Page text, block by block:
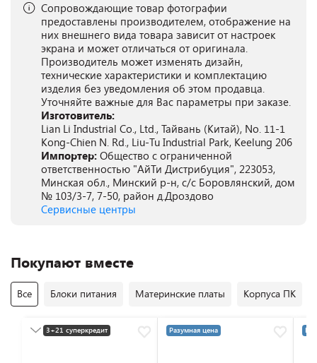
Сопровождающие товар фотографии
предоставлены производителем, отображение на
них внешнего вида товара зависит от настроек
экрана и может отличаться от оригинала.
Производитель может изменять дизайн,
технические характеристики и комплектацию
изделия без уведомления об этом продавца.
Уточняйте важные для Вас параметры при заказе.
Изготовитель:
Lian Li Industrial Co., Ltd., Тайвань (Китай), No. 11-1
Kong-Chien N. Rd., Liu-Tu Industrial Park, Keelung 206
Импортер: Общество с ограниченной
ответственностью "АйТи Дистрибуция", 223053,
Минская обл., Минский р-н, с/с Боровлянский, дом
№ 103/3-7, 7-50, район д.Дроздово
Сервисные центры
Покупают вместе
Все Блоки питания Материнские платы Корпуса ПК
3+21 суперкредит
Разумная цена